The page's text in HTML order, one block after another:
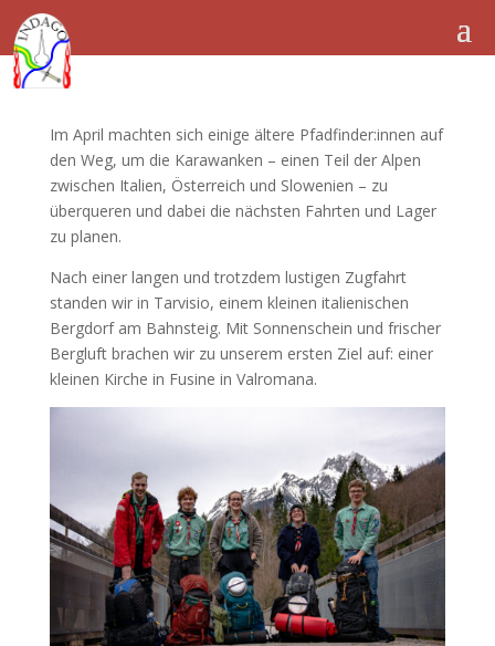
Im April machten sich einige ältere Pfadfinder:innen auf
den Weg, um die Karawanken – einen Teil der Alpen
zwischen Italien, Österreich und Slowenien – zu
überqueren und dabei die nächsten Fahrten und Lager
zu planen.
Nach einer langen und trotzdem lustigen Zugfahrt
standen wir in Tarvisio, einem kleinen italienischen
Bergdorf am Bahnsteig. Mit Sonnenschein und frischer
Bergluft brachen wir zu unserem ersten Ziel auf: einer
kleinen Kirche in Fusine in Valromana.